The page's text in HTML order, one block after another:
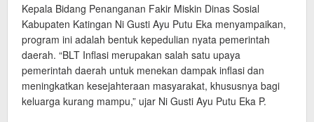
Kepala Bidang Penanganan Fakir Miskin Dinas Sosial
Kabupaten Katingan Ni Gusti Ayu Putu Eka menyampaikan,
program ini adalah bentuk kepedulian nyata pemerintah
daerah. “BLT Inflasi merupakan salah satu upaya
pemerintah daerah untuk menekan dampak inflasi dan
meningkatkan kesejahteraan masyarakat, khususnya bagi
keluarga kurang mampu,” ujar Ni Gusti Ayu Putu Eka P.